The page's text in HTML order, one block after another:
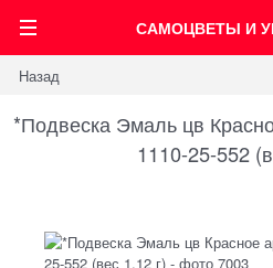
САМОЦВЕТЫ И
Назад
*Подвеска Эмаль цв
1110-25-552